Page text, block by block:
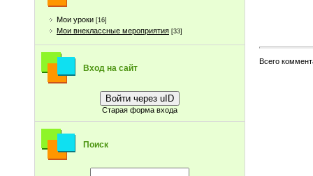
Мои уроки [16]
Мои внеклассные мероприятия [33]
Вход на сайт
Войти через uID
Старая форма входа
Поиск
Всего